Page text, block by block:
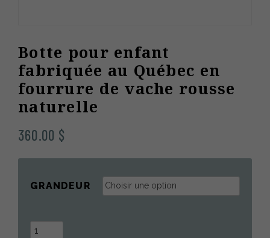
Botte pour enfant
fabriquée au Québec en
fourrure de vache rousse
naturelle
360.00 $
GRANDEUR
quantité